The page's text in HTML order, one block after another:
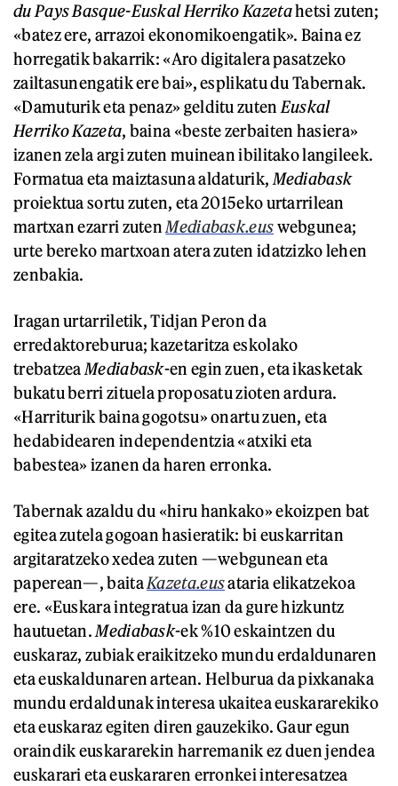
du Pays Basque-Euskal Herriko Kazetahetsi zuten;
«batez ere, arrazoi ekonomikoengatik». Baina ez
horregatik bakarrik: «Aro digitalera pasatzeko
zailtasunengatik ere bai», esplikatu du Tabernak.
«Damuturik eta penaz» gelditu zuten Euskal
Herriko Kazeta, baina «beste zerbaiten hasiera»
izanen zela argi zuten muinean ibilitako langileek.
Formatua eta maiztasuna aldaturik, Mediabask
proiektua sortu zuten, eta 2015eko urtarrilean
martxan ezarri zuten Mediabask.euswebgunea;
urte bereko martxoan atera zuten idatzizko lehen
zenbakia.
Iragan urtarriletik, Tidjan Peron da
erredaktoreburua; kazetaritza eskolako
trebatzea Mediabask-en egin zuen, eta ikasketak
bukatu berri zituela proposatu zioten ardura.
«Harriturik baina gogotsu» onartu zuen, eta
hedabidearen independentzia «atxiki eta
babestea» izanen da haren erronka.
Tabernak azaldu du «hiru hankako» ekoizpen bat
egitea zutela gogoan hasieratik: bi euskarritan
argitaratzeko xedea zuten —webgunean eta
paperean—, baitaKazeta.eusataria elikatzekoa
ere. «Euskara integratua izan da gure hizkuntz
hautuetan. Mediabask-ek %10 eskaintzen du
euskaraz, zubiak eraikitzeko mundu erdaldunaren
eta euskaldunaren artean. Helburua da pixkanaka
mundu erdaldunak interesa ukaitea euskararekiko
eta euskaraz egiten diren gauzekiko. Gaur egun
oraindik euskararekin harremanik ez duen jendea
euskarari eta euskararen erronkei interesatzea